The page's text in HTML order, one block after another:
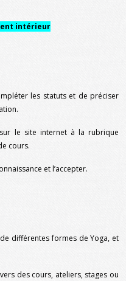
intérieur
les statuts et de préciser
le site internet à la rubrique
cours.
et l’accepter.
différentes formes de Yoga, et
des cours, ateliers, stages ou